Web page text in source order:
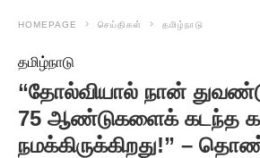
HOMEPAGE செய்திகள் தமிழ்நாடு
தமிழ்நாடு
“தோல்வியால் நான்
75 ஆண்டுகளைக் கடந்த
நமக்கிருக்கிறது!” –